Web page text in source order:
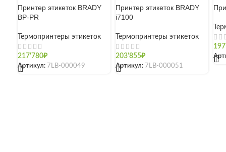
Принтер этикеток BRADY
BP-PR
Термопринтеры этикеток
217'780₽
Артикул: 7LB-000049
[]
Принтер этикеток BRADY
i7100
Термопринтеры этикеток
203'855₽
Артикул: 7LB-000051
[]
[]